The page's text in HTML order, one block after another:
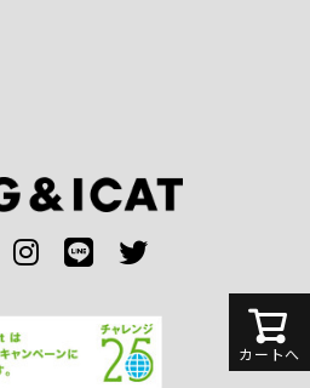
IDOG ICE HOLD ネ
ッククーラー 保冷剤
テックタンク 遮熱
カートへ